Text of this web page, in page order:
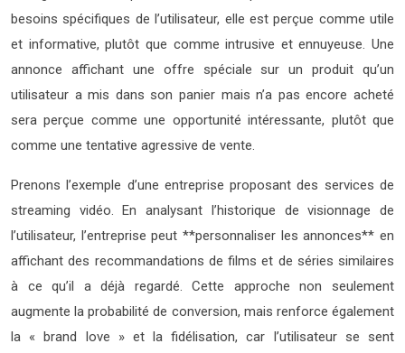
besoins spécifiques de l’utilisateur, elle est perçue comme utile
et informative, plutôt que comme intrusive et ennuyeuse. Une
annonce affichant une offre spéciale sur un produit qu’un
utilisateur a mis dans son panier mais n’a pas encore acheté
sera perçue comme une opportunité intéressante, plutôt que
comme une tentative agressive de vente.
Prenons l’exemple d’une entreprise proposant des services de
streaming vidéo. En analysant l’historique de visionnage de
l’utilisateur, l’entreprise peut **personnaliser les annonces** en
affichant des recommandations de films et de séries similaires
à ce qu’il a déjà regardé. Cette approche non seulement
augmente la probabilité de conversion, mais renforce également
la « brand love » et la fidélisation, car l’utilisateur se sent